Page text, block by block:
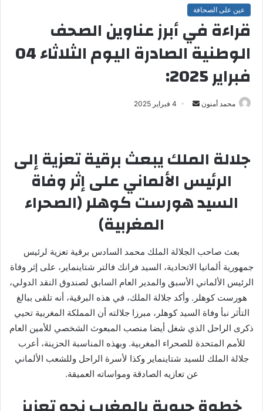
عين على الصحافة
قراءة في أبرز عناوين الصحف
الوطنية الصادرة اليوم الثلاثاء 04
فبراير 2025:
محمد أمنون
ب
ي
د
ت
ر
و
ن
ي
ا
4 فبراير 2025
جلالة الملك يبعث برقية تعزية إلى
الرئيس الألماني على إثر وفاة
السيد هورست كوهلر (الصحراء
المغربية)
بعث صاحب الجلالة الملك محمد السادس برقية تعزية لرئيس
جمهورية ألمانيا الاتحادية، السيد فرانك فالتر شتاينماير، على إثر وفاة
الرئيس الألماني الأسبق والمدير العام السابق لصندوق النقد الدولي،
هورست كوهلر. وأكد جلالة الملك، في هذه البرقية، أنه تلقى ببالغ
التأثر نبأ وفاة السيد كوهلر، مبرزا جلالته أن المملكة المغربية تحيي
ذكرى الراحل الذي شغل أيضا منصب المبعوث الشخصي للأمين العام
للأمم المتحدة للصحراء المغربية. وبهذه المناسبة الحزينة، أعرب
جلالة الملك للسيد شتاينماير وكذا لأسرة الراحل وللشعب الألماني
عن تعازيه الصادقة ومواساته العميقة.